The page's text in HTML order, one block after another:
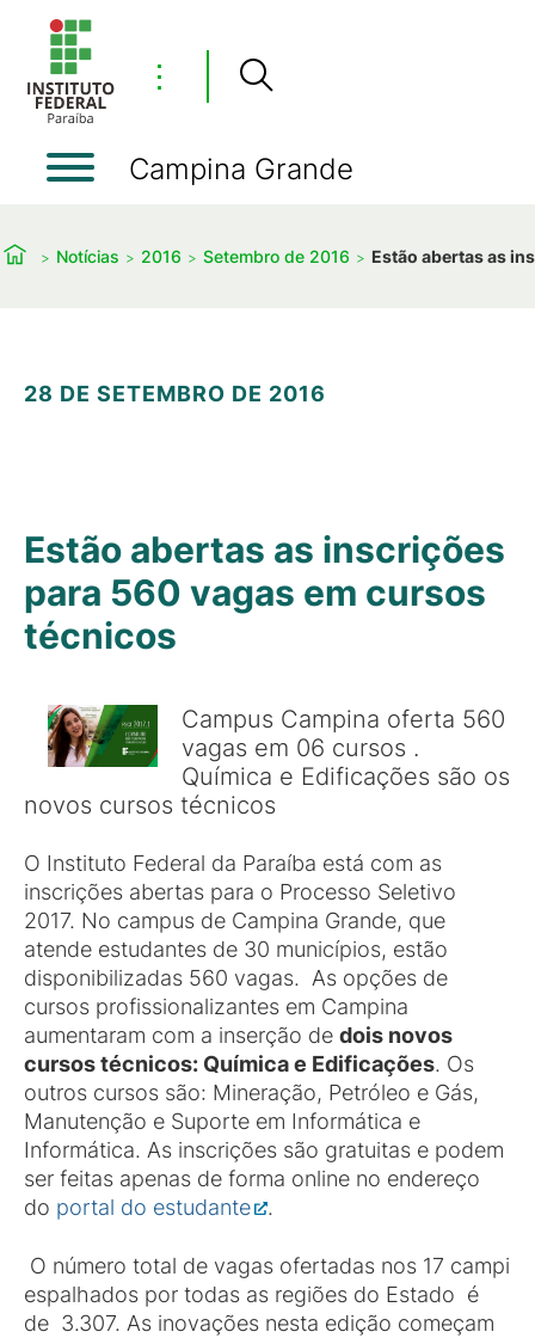
⋮
Campina Grande
Notícias 2016 Setembro de 2016 Estão abertas as
28 DE SETEMBRO DE 2016
Estão abertas as inscrições
para 560 vagas em cursos
técnicos
Campus Campina oferta 560
vagas em 06 cursos .
Química e Edificações são os
novos cursos técnicos
O Instituto Federal da Paraíba está com as
inscrições abertas para o Processo Seletivo
2017. No campus de Campina Grande, que
atende estudantes de 30 municípios, estão
disponibilizadas 560 vagas. As opções de
cursos profissionalizantes em Campina
aumentaram com a inserção de dois novos
cursos técnicos: Química e Edificações. Os
outros cursos são: Mineração, Petróleo e Gás,
Manutenção e Suporte em Informática e
Informática. As inscrições são gratuitas e podem
ser feitas apenas de forma online no endereço
do portal do estudante .
O número total de vagas ofertadas nos 17 campi
espalhados por todas as regiões do Estado é
de 3.307. As inovações nesta edição começam